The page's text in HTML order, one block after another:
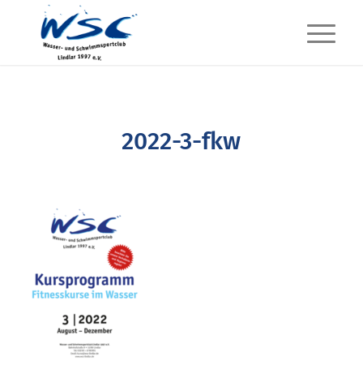
2022-3-fkw